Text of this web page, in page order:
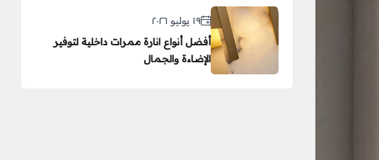
١٩ يوليو ٢٠٢٦
أفضل أنواع انارة ممرات داخلية لتوفير
الإضاءة والجمال